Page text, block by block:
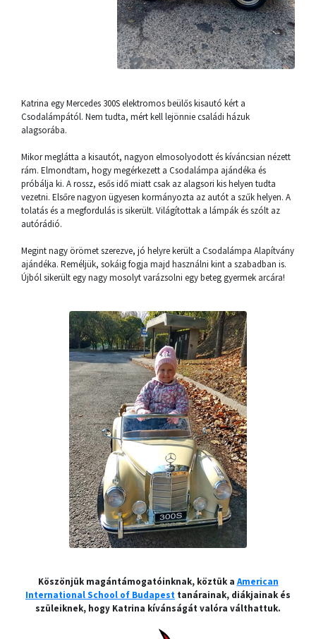
Katrina egy Mercedes 300S elektromos beülős kisautó kért a
Csodalámpától. Nem tudta, mért kell lejönnie családi házuk
alagsorába.
Mikor meglátta a kisautót, nagyon elmosolyodott és kíváncsian nézett
rám. Elmondtam, hogy megérkezett a Csodalámpa ajándéka és
próbálja ki. A rossz, esős idő miatt csak az alagsori kis helyen tudta
vezetni. Elsőre nagyon ügyesen kormányozta az autót a szűk helyen. A
tolatás és a megfordulás is sikerült. Világítottak a lámpák és szólt az
autórádió.
Megint nagy örömet szerezve, jó helyre került a Csodalámpa Alapítvány
ajándéka. Reméljük, sokáig fogja majd használni kint a szabadban is.
Újból sikerült egy nagy mosolyt varázsolni egy beteg gyermek arcára!
Köszönjük magántámogatóinknak, köztük a American
International School of Budapest tanárainak, diákjainak és
szüleiknek, hogy Katrina kívánságát valóra válthattuk.